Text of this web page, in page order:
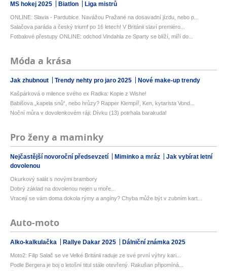
MS hokej 2025 Biatlon Liga mistrů
ONLINE: Slavia - Pardubice. Navážou Pražané na dosavadní jízdu, nebo p...
Salačova paráda a český triumf po 16 letech! V Británii slaví premiéro...
Fotbalové přestupy ONLINE: odchod Vindahla ze Sparty se blíží, míří do...
Móda a krása
Jak zhubnout Trendy nehty pro jaro 2025 Nové make-up trendy
Kašpárková o milence svého ex Radka: Kopie z Wishe!
Babišova „kapela snů“, nebo hrůzy? Rapper Klempíř, Ken, kytarista Vond...
Noční můra v dovolenkovém ráji: Dívku (13) potrhala barakuda!
Pro ženy a maminky
Nejčastější novoroční předsevzetí Miminko a mráz
Jak vybírat letní
dovolenou
Okurkový salát s novými brambory
Dobrý základ na dovolenou nejen u moře...
Vracejí se vám doma dokola rýmy a angíny? Chyba může být v zubním kart...
Auto-moto
Alko-kalkulačka Rallye Dakar 2025 Dálniční známka 2025
Moto2: Filip Salač se ve Velké Británii raduje ze své první výhry kari...
Podle Bergera je boj o letošní titul stále otevřený. Rakušan připomíná...